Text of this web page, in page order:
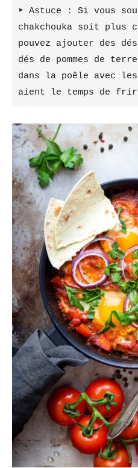
➤ Astuce : Si vous
chakchouka soit plus
pouvez ajouter des
dés de pommes de
dans la poêle avec
aient le temps de